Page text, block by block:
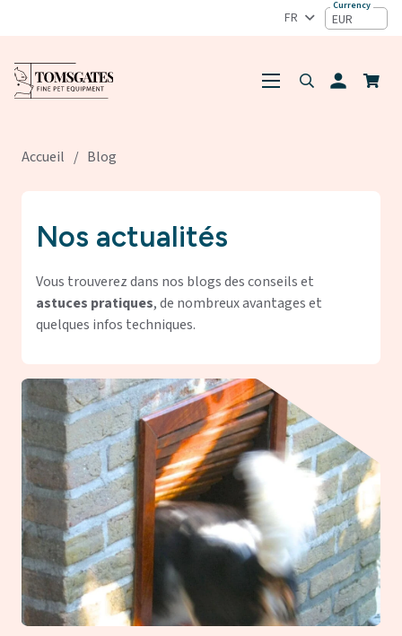
FR EUR
person
Accueil / Blog
Nos actualités
Vous trouverez dans nos blogs des conseils et
astuces pratiques, de nombreux avantages et
quelques infos techniques.